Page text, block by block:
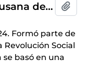
Aquino Leguizamon, Susana de (1924-1987)
Formó parte de
Revolución Social
se basó en una